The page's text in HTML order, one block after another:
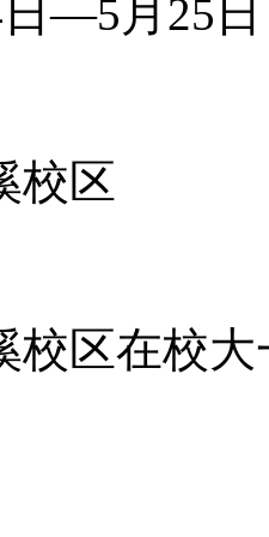
—5月25日
校区
校区在校